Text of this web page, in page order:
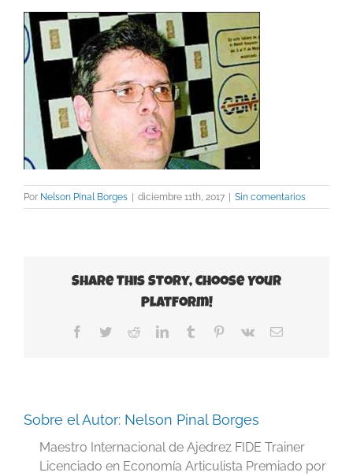
Por Nelson Pinal Borges | diciembre 11th, 2017 | Sin comentarios
Share This Story, Choose Your
Platform!
Facebook
TwitterRedditLinkedInTumblr Pinterest
Vk
Correo
Sobre el Autor: Nelson Pinal Borges
Maestro Internacional de Ajedrez FIDE Trainer
Licenciado en Economía Articulista Premiado por